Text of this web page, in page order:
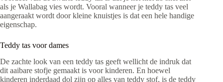
als je Wallabag vies wordt. Vooral wanneer je teddy tas veel
aangeraakt wordt door kleine knuistjes is dat een hele handige
eigenschap.
Teddy tas voor dames
De zachte look van een teddy tas geeft wellicht de indruk dat
dit aaibare stofje gemaakt is voor kinderen. En hoewel
kinderen inderdaad dol zijn op alles van teddy stof, is de teddy